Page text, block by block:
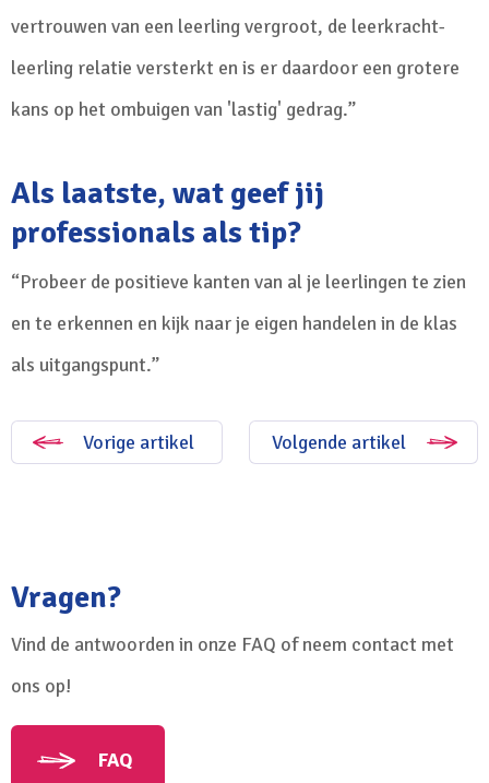
vertrouwen van een leerling vergroot, de leerkracht-
leerling relatie versterkt en is er daardoor een grotere
kans op het ombuigen van 'lastig' gedrag.”
Als laatste, wat geef jij
professionals als tip?
“Probeer de positieve kanten van al je leerlingen te zien
en te erkennen en kijk naar je eigen handelen in de klas
als uitgangspunt.”
Vorige artikel Volgende artikel
Vragen?
Vind de antwoorden in onze FAQ of neem contact met
ons op!
FAQ